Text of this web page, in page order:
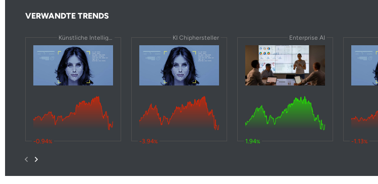
VERWANDTE TRENDS
-0.94%
KI Chiphersteller
-3.94%
Enterprise AI
1.94% -1.13%